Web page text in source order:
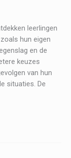
leerlingen
hun eigen
en de
keuzes
van hun
situaties. De